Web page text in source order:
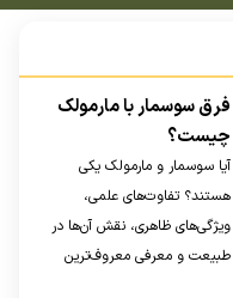
فرق سوسمار با مارمولک
چیست؟
آیا سوسمار و مارمولک یکی
هستند؟ تفاوت‌های علمی،
ویژگی‌های ظاهری، نقش آن‌ها در
طبیعت و معرفی معروف‌ترین